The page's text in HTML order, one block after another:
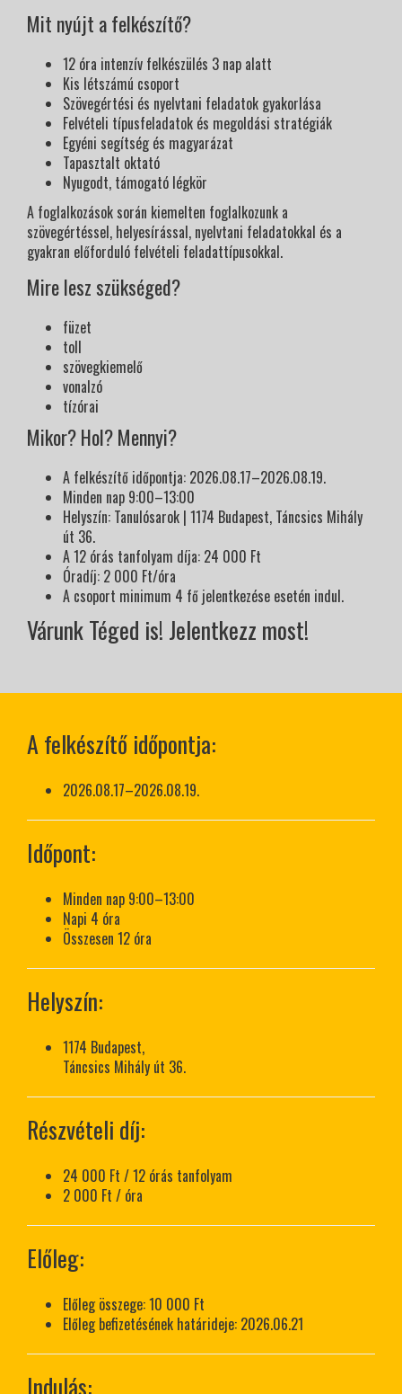
Mit nyújt a felkészítő?
12 óra intenzív felkészülés 3 nap alatt
Kis létszámú csoport
Szövegértési és nyelvtani feladatok gyakorlása
Felvételi típusfeladatok és megoldási stratégiák
Egyéni segítség és magyarázat
Tapasztalt oktató
Nyugodt, támogató légkör
A foglalkozások során kiemelten foglalkozunk a
szövegértéssel, helyesírással, nyelvtani feladatokkal és a
gyakran előforduló felvételi feladattípusokkal.
Mire lesz szükséged?
füzet
toll
szövegkiemelő
vonalzó
tízórai
Mikor? Hol? Mennyi?
A felkészítő időpontja: 2026.08.17–2026.08.19.
Minden nap 9:00–13:00
Helyszín: Tanulósarok | 1174 Budapest, Táncsics Mihály
út 36.
A 12 órás tanfolyam díja: 24 000 Ft
Óradíj: 2 000 Ft/óra
A csoport minimum 4 fő jelentkezése esetén indul.
Várunk Téged is! Jelentkezz most!
A felkészítő időpontja:
2026.08.17–2026.08.19.
Időpont:
Minden nap 9:00–13:00
Napi 4 óra
Összesen 12 óra
Helyszín:
1174 Budapest,
Táncsics Mihály út 36.
Részvételi díj:
24 000 Ft / 12 órás tanfolyam
2 000 Ft / óra
Előleg:
Előleg összege: 10 000 Ft
Előleg befizetésének határideje: 2026.06.21
Indulás: